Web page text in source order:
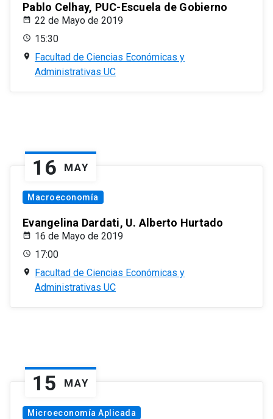
Pablo Celhay, PUC-Escuela de Gobierno
22 de Mayo de 2019
15:30
Facultad de Ciencias Económicas y
Administrativas UC
16 MAY
Macroeconomía
Evangelina Dardati, U. Alberto Hurtado
16 de Mayo de 2019
17:00
Facultad de Ciencias Económicas y
Administrativas UC
15 MAY
Microeconomía Aplicada